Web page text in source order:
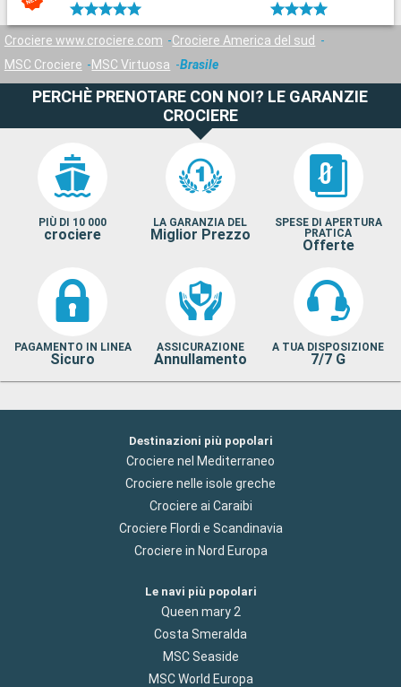
Crociere www.crociere.com
Crociere America del sud
MSC Crociere
MSC Virtuosa Brasile
PERCHÈ PRENOTARE CON NOI? LE GARANZIE
CROCIERE
PIÙ DI 10 000
crociere
LA GARANZIA DEL
Miglior Prezzo
SPESE DI APERTURA
PRATICA
Offerte
PAGAMENTO IN LINEA
Sicuro
ASSICURAZIONE
Annullamento
A TUA DISPOSIZIONE
7/7 G
Destinazioni più popolari
Crociere nel Mediterraneo
Crociere nelle isole greche
Crociere ai Caraibi
Crociere Flordi e Scandinavia
Crociere in Nord Europa
Le navi più popolari
Queen mary 2
Costa Smeralda
MSC Seaside
MSC World Europa